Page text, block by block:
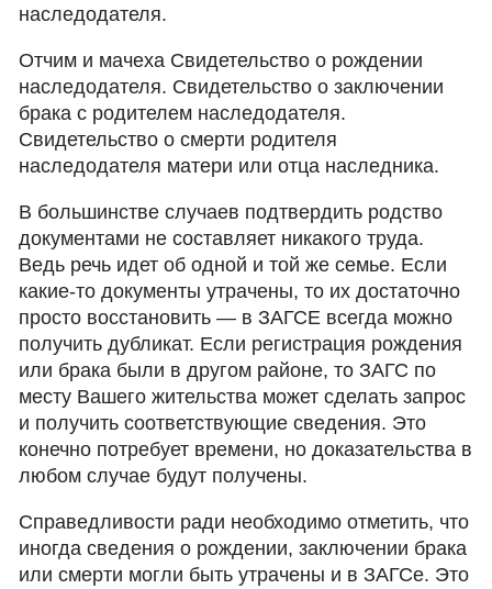
наследодателя.
Отчим и мачеха Свидетельство о рождении
наследодателя. Свидетельство о заключении
брака с родителем наследодателя.
Свидетельство о смерти родителя
наследодателя матери или отца наследника.
В большинстве случаев подтвердить родство
документами не составляет никакого труда.
Ведь речь идет об одной и той же семье. Если
какие-то документы утрачены, то их достаточно
просто восстановить — в ЗАГСЕ всегда можно
получить дубликат. Если регистрация рождения
или брака были в другом районе, то ЗАГС по
месту Вашего жительства может сделать запрос
и получить соответствующие сведения. Это
конечно потребует времени, но доказательства в
любом случае будут получены.
Справедливости ради необходимо отметить, что
иногда сведения о рождении, заключении брака
или смерти могли быть утрачены и в ЗАГСе. Это